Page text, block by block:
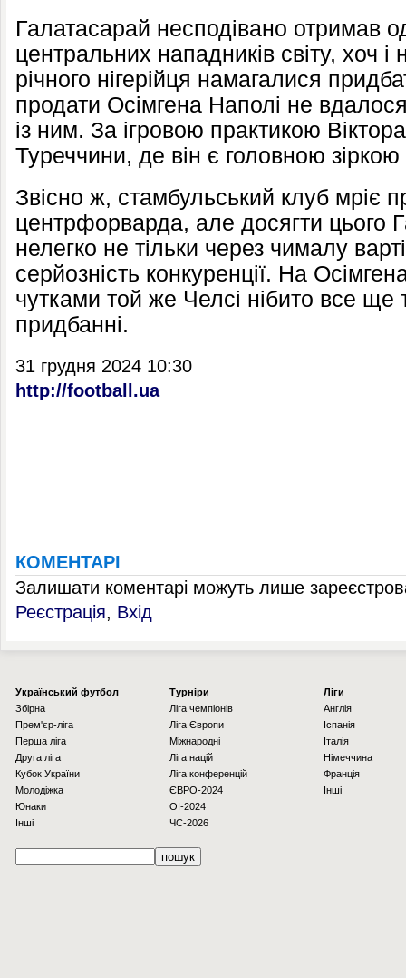
Галатасарай несподівано отримав
центральних нападників світу, хоч і
річного нігерійця намагалися
продати Осімгена Наполі не
із ним. За ігровою практикою
Туреччини, де він є головною зіркою
Звісно ж, стамбульський клуб мріє
центрфорварда, але досягти цього
нелегко не тільки через чималу
серйозність конкуренції. На
чутками той же Челсі нібито все ще
придбанні.
31 грудня 2024 10:30
http://football.ua
КОМЕНТАРІ
Залишати коментарі можуть лише
Реєстрація, Вхід
Українcький футбол
Збірна
Прем'єр-ліга
Перша ліга
Друга ліга
Кубок України
Молодіжка
Юнаки
Інші
Турніри
Ліга чемпіонів
Ліга Європи
Міжнародні
Ліга націй
Ліга конференцій
ЄВРО-2024
OI-2024
ЧС-2026
Ліги
Англія
Іспанія
Італія
Німеччина
Франція
Інші